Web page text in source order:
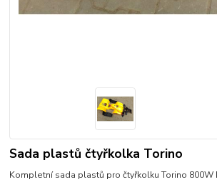
Sada plastů čtyřkolka Torino
Kompletní sada plastů pro čtyřkolku Torino 800W